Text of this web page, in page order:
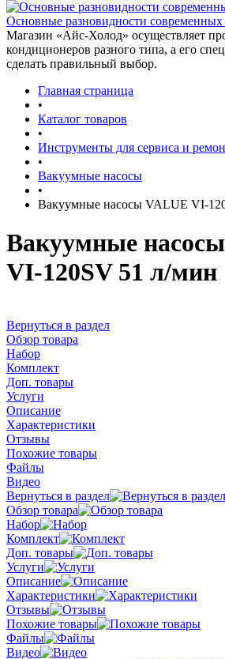
Основные разновидности
Магазин «Айс-Холод» осуществляет
кондиционеров разного типа, а его
сделать правильный выбор.
Главная страница
•
Каталог товаров
•
Инструменты для сервиса и
•
Вакуумные насосы
•
Вакуумные насосы VALUE VI-
Вакуумные
VI-120SV 51 л/мин
Вернуться в раздел
Обзор товара
Набор
Комплект
Доп. товары
Услуги
Описание
Характеристики
Отзывы
Похожие товары
Файлы
Видео
Вернуться в раздел
Обзор товара
Набор
Комплект
Доп. товары
Услуги
Описание
Характеристики
Отзывы
Похожие товары
Файлы
Видео